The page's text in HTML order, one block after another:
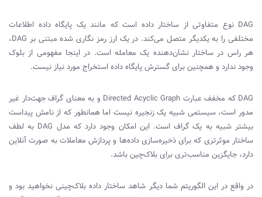
DAG نوع متفاوتی از ساختار داده است که مانند یک پایگاه داده اطلاعات
مختلفی را به یکدیگر متصل می‌کند. در یک ارز رمز نگاری شده مبتنی بر DAG،
هر راس در ساختار نشان‌دهنده یک معامله است. در اینجا مفهومی از بلوک
وجود ندارد و همچنین برای گسترش پایگاه داده استخراج مورد نیاز نیست.
DAG که مخفف عبارت Directed Acyclic Graph و به معنای گراف جهت‌دار غیر
مدور است، سیستمی شبیه یک زنجیره نیست اما همانطور که از نامش پیداست
بیشتر شبیه به یک گراف است. این امکان وجود دارد که مدل DAG به لطف
ساختار موثرتری که برای ذخیره‌سازی داده‌ها و پردازش معاملات به صورت آنلاین
دارد، جایگزین مناسب‌تری برای بلاک‌چین باشد.
در واقع در این الگوریتم شما دیگر شاهد ساختار داده بلاک‌چینی نخوا‌هید بود و